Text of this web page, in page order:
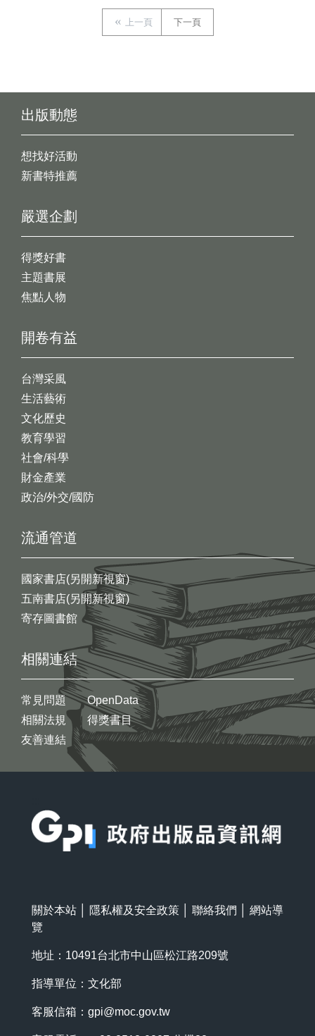
上一頁 下一頁
出版動態
想找好活動
新書特推薦
開卷有益
台灣采風
生活藝術
文化歷史
教育學習
社會/科學
財金產業
政治/外交/國防
嚴選企劃
得獎好書
主題書展
焦點人物
流通管道
國家書店(另開新視窗)
五南書店(另開新視窗)
寄存圖書館
相關連結
常見問題
相關法規
友善連結
OpenData
得獎書目
關於本站 隱私權及安全政策 聯絡我們
網站導
覽
地址：10491台北市中山區松江路209號
指導單位：文化部
客服信箱： gpi@moc.gov.tw